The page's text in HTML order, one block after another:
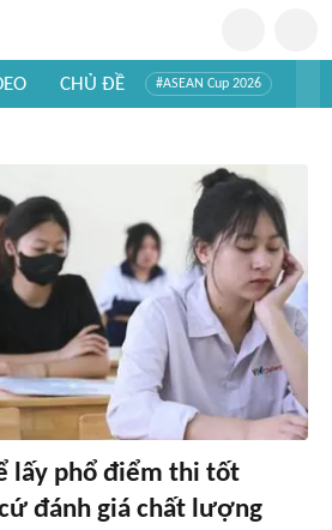
CHỦ ĐỀ #ASEAN Cup 2026
lấy phổ điểm thi tốt
đánh giá chất lượng